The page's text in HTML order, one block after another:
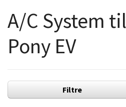
A/C System
Pony EV
Filtre